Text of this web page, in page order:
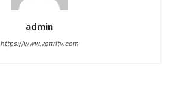
admin
https://www.vettritv.com